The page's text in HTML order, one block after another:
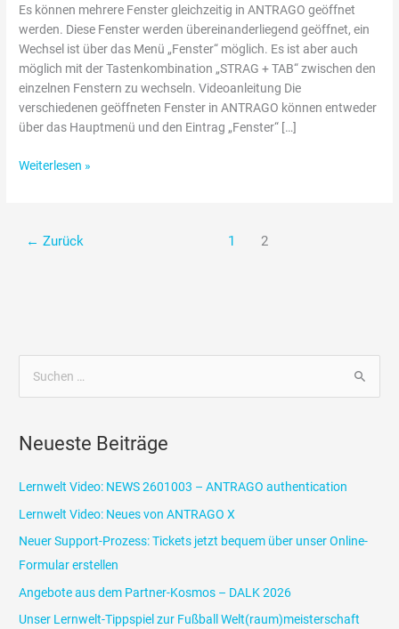
Es können mehrere Fenster gleichzeitig in ANTRAGO geöffnet
werden. Diese Fenster werden übereinanderliegend geöffnet, ein
Wechsel ist über das Menü „Fenster“ möglich. Es ist aber auch
möglich mit der Tastenkombination „STRAG + TAB“ zwischen den
einzelnen Fenstern zu wechseln. Videoanleitung Die
verschiedenen geöffneten Fenster in ANTRAGO können entweder
über das Hauptmenü und den Eintrag „Fenster“ […]
in
ANTRAGO
Weiterlesen »
← Zurück 1 2
h
a
c
h
:
Neueste Beiträge
Lernwelt Video: NEWS 2601003 – ANTRAGO authentication
Lernwelt Video: Neues von ANTRAGO X
Neuer Support-Prozess: Tickets jetzt bequem über unser Online-
Formular erstellen
Angebote aus dem Partner-Kosmos – DALK 2026
Unser Lernwelt-Tippspiel zur Fußball Welt(raum)meisterschaft